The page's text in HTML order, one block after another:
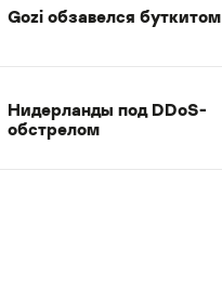
Gozi обзавелся буткитом
Нидерланды под DDoS-
обстрелом